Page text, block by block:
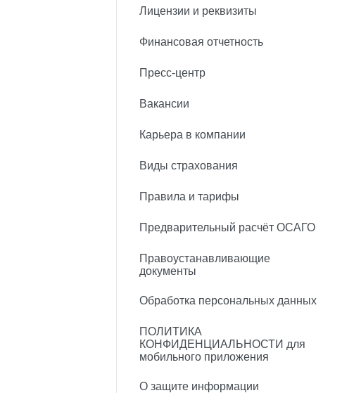
Лицензии и реквизиты
Финансовая отчетность
Пресс-центр
Вакансии
Карьера в компании
Виды страхования
Правила и тарифы
Предварительный расчёт ОСАГО
Правоустанавливающие
документы
Обработка персональных данных
ПОЛИТИКА
КОНФИДЕНЦИАЛЬНОСТИ для
мобильного приложения
О защите информации